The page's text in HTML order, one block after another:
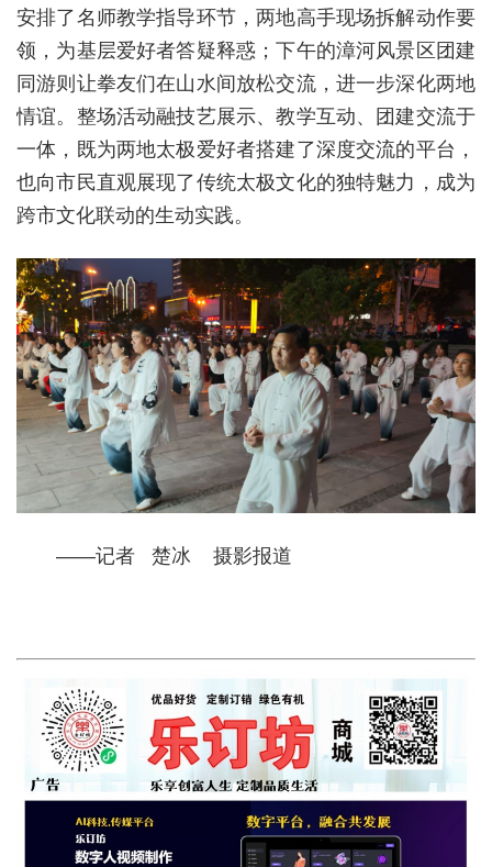
安排了名师教学指导环节，两地高手现场拆解动作要
领，为基层爱好者答疑释惑；下午的漳河风景区团建
同游则让拳友们在山水间放松交流，进一步深化两地
情谊。整场活动融技艺展示、教学互动、团建交流于
一体，既为两地太极爱好者搭建了深度交流的平台，
也向市民直观展现了传统太极文化的独特魅力，成为
跨市文化联动的生动实践。
——记者 楚冰 摄影报道